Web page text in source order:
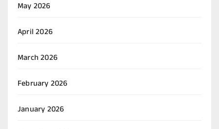
May 2026
April 2026
March 2026
February 2026
January 2026